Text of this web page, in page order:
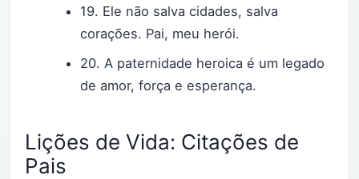
19. Ele não salva cidades, salva
corações. Pai, meu herói.
20. A paternidade heroica é um legado
de amor, força e esperança.
Lições de Vida: Citações de
Pais